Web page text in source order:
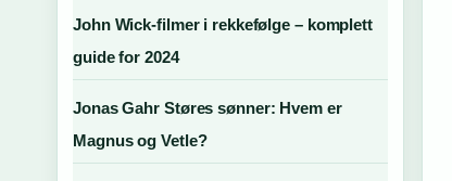
John Wick-filmer i rekkefølge – komplett
guide for 2024
Jonas Gahr Støres sønner: Hvem er
Magnus og Vetle?